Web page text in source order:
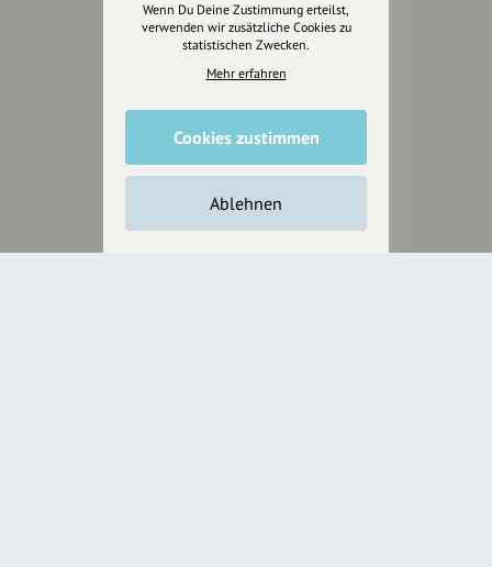
Wir sind auch auf
Wenn Du Deine Zustimmung erteilst,
verwenden wir zusätzliche Cookies zu
statistischen Zwecken.
Mehr erfahren
Cookies zustimmen
Ablehnen